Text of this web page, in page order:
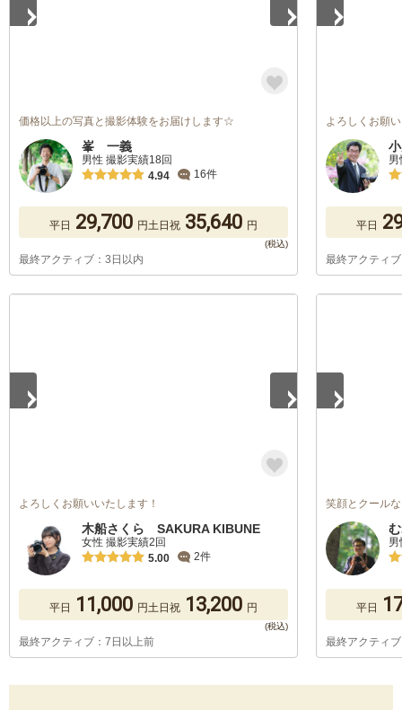
価格以上の写真と撮影体験をお届けします☆
峯 一義
男性 撮影実績18回
4.94
16件
平日 29,700 円土日祝 35,640 円
最終アクティブ：3日以内
よろしくお願
平日
最終アクティ
よろしくお願いいたします！
木船さくら SAKURA KIBUNE
女性 撮影実績2回
5.00
2件
平日 11,000 円土日祝 13,200 円
最終アクティブ：7日以上前
笑顔とクール
平日
最終アクティ